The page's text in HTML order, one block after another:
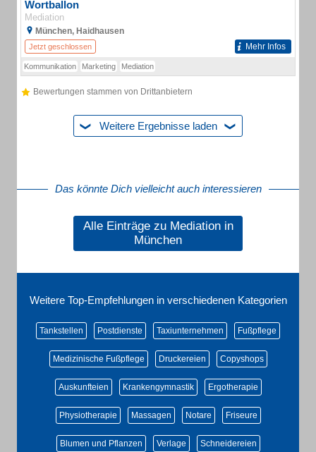
Wortballon
Mediation
München, Haidhausen
Jetzt geschlossen Mehr Infos
Kommunikation Marketing Mediation
Bewertungen stammen von Drittanbietern
Weitere Ergebnisse laden
Das könnte Dich vielleicht auch interessieren
Alle Einträge zu Mediation in
München
Weitere Top-Empfehlungen in verschiedenen Kategorien
Tankstellen Postdienste Taxiunternehmen Fußpflege
Medizinische Fußpflege Druckereien Copyshops
Auskunfteien Krankengymnastik Ergotherapie
Physiotherapie Massagen Notare Friseure
Blumen und Pflanzen Verlage Schneidereien